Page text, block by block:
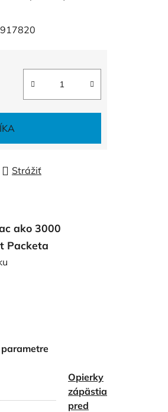
Strážiť
ako 3000
Packeta
Opierky
zápästia
pred